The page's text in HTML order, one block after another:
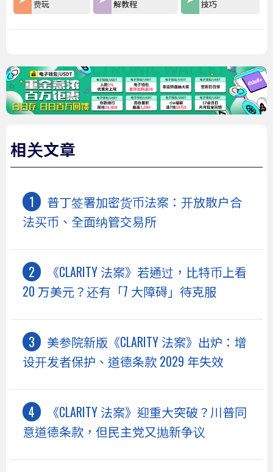
费玩 解教程 技巧
相关文章
普丁签署加密货币法案：开放散户合
法买币、全面纳管交易所
《CLARITY 法案》若通过，比特币上看
20 万美元？还有「7 大障碍」待克服
美参院新版《CLARITY 法案》出炉：增
设开发者保护、道德条款 2029 年失效
《CLARITY 法案》迎重大突破？川普同
意道德条款，但民主党又抛新争议